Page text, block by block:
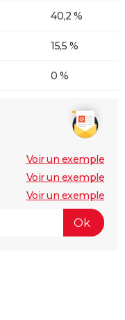
40,2 %
15,5 %
0 %
Voir un exemple
Voir un exemple
Voir un exemple